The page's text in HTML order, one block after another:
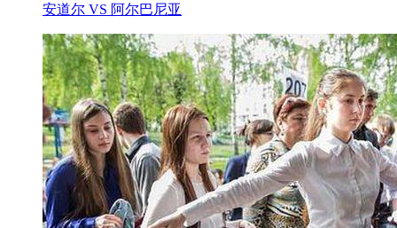
安道尔 VS 阿尔巴尼亚